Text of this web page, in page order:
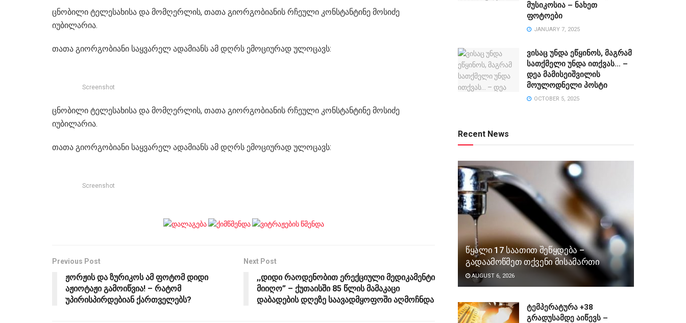
ცნობილი ტელესახისა და მომღერლის, თათა გიორგობიანის რჩეული კონსტანტინე მოსიძე
იუბილარია.
თათა გიორგობიანი საყვარელ ადამიანს ამ დღრს ემოციურად ულოცავს:
Screenshot
ცნობილი ტელესახისა და მომღერლის, თათა გიორგობიანის რჩეული კონსტანტინე მოსიძე
იუბილარია.
თათა გიორგობიანი საყვარელ ადამიანს ამ დღრს ემოციურად ულოცავს:
Screenshot
Previous Post
ჟორჟის და ზურიკოს ამ ფოტომ დიდი
აჟიოტაჟი გამოიწვია! – რატომ
უპირისპირდებიან ქართველებს?
Next Post
,,დიდი რაოდენობით ერექციული მედიკამენტი
მიიღო” – ქუთაისში 85 წლის მამაკაცი
დაბადების დღეზე საავადმყოფოში აღმოჩნდა
მუსიკოსია – ნახეთ
ფოტოები
JANUARY 7, 2025
ვისაც უნდა ეწყინოს, მაგრამ
სათქმელი უნდა ითქვას… –
დეა მამისეიშვილის
მოულოდნელი პოსტი
OCTOBER 5, 2025
Recent News
წყალი 17 საათით შეწყდება –
გადაამოწმეთ თქვენი მისამართი
AUGUST 6, 2026
ტემპერატურა +38
გრადუსამდე აიწევს –